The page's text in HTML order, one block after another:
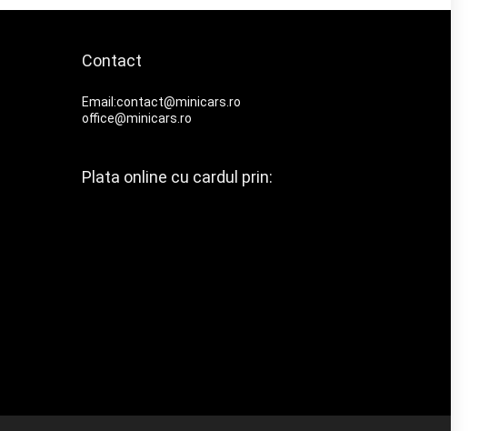
Contact
Email:contact@minicars.ro
office@minicars.ro
Plata online cu cardul prin: